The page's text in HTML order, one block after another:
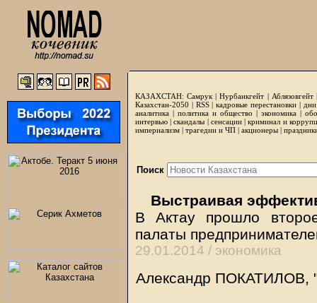
КАЗАХСТАН: Самрук |Нурбанкгейт | Аблязовгейт
Казахстан-2050 | RSS|кадровые перестановки|
аналитика | политика и общество | экономика |
интервью |скандалы | сенсации|криминал и
империализм | трагедии и ЧП | акционеры |
Поиск
Выстраивая
В Актау прошло
палаты
29.01.2014 / экономика
Александр ПОКАТИЛОВ,